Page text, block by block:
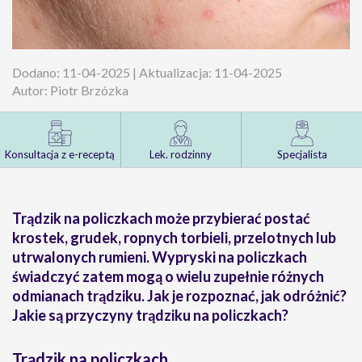
Dodano: 11-04-2025 | Aktualizacja: 11-04-2025
Autor: Piotr Brzózka
Konsultacja z e-receptą Lek. rodzinny Specjalista
Trądzik na policzkach może przybierać postać
krostek, grudek, ropnych torbieli, przelotnych lub
utrwalonych rumieni. Wypryski na policzkach
świadczyć zatem mogą o wielu zupełnie różnych
odmianach trądziku. Jak je rozpoznać, jak odróżnić?
Jakie są przyczyny trądziku na policzkach?